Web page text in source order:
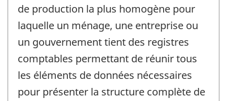
de production la plus homogène pour
laquelle un ménage, une entreprise ou
un gouvernement tient des registres
comptables permettant de réunir tous
les éléments de données nécessaires
pour présenter la structure complète de